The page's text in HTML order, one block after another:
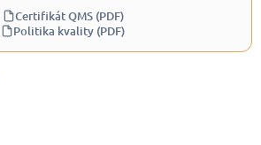
Certifikát QMS (PDF)
Politika kvality (PDF)